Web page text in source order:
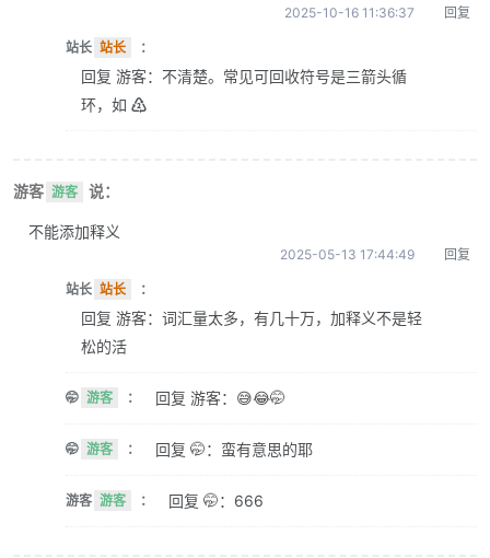
2025-10-16 11:36:37 回复
站长 站长 ：
回复 游客：不清楚。常见可回收符号是三箭头循
环，如 ♴
游客 游客 说：
不能添加释义
2025-05-13 17:44:49 回复
站长 站长 ：
回复 游客：词汇量太多，有几十万，加释义不是轻
松的活
🤭 游客 ： 回复 游客：😅😂🤭
🤭 游客 ： 回复 🤭：蛮有意思的耶
游客 游客 ： 回复 🤭：666